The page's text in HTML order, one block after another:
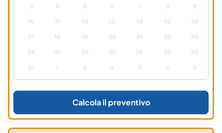
3 4 5 6 7 8 9
10 11 12 13 14 15 16
17 18 19 20 21 22 23
24 25 26 27 28 29 30
31 1 2 3 4 5 6
Calcola il preventivo